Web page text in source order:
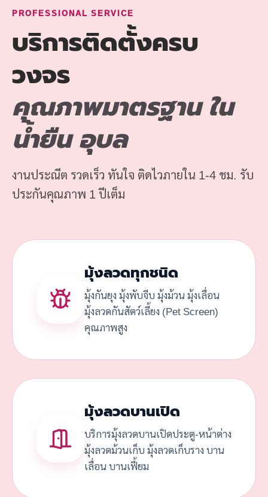
PROFESSIONAL SERVICE
บริการติดตั้งครบ
วงจร
คุณภาพมาตรฐาน ใน
น้ำยืน อุบล
งานประณีต รวดเร็ว ทันใจ ติดไวภายใน 1-4 ชม. รับ
ประกันคุณภาพ 1 ปีเต็ม
มุ้งลวดทุกชนิด
มุ้งกันยุง มุ้งพับจีบ มุ้งม้วน มุ้งเลื่อน
มุ้งลวดกันสัตว์เลี้ยง (Pet Screen)
คุณภาพสูง
มุ้งลวดบานเปิด
บริการมุ้งลวดบานเปิดประตู-หน้าต่าง
มุ้งลวดม้วนเก็บ มุ้งลวดเก็บราง บาน
เลื่อน บานเฟี้ยม